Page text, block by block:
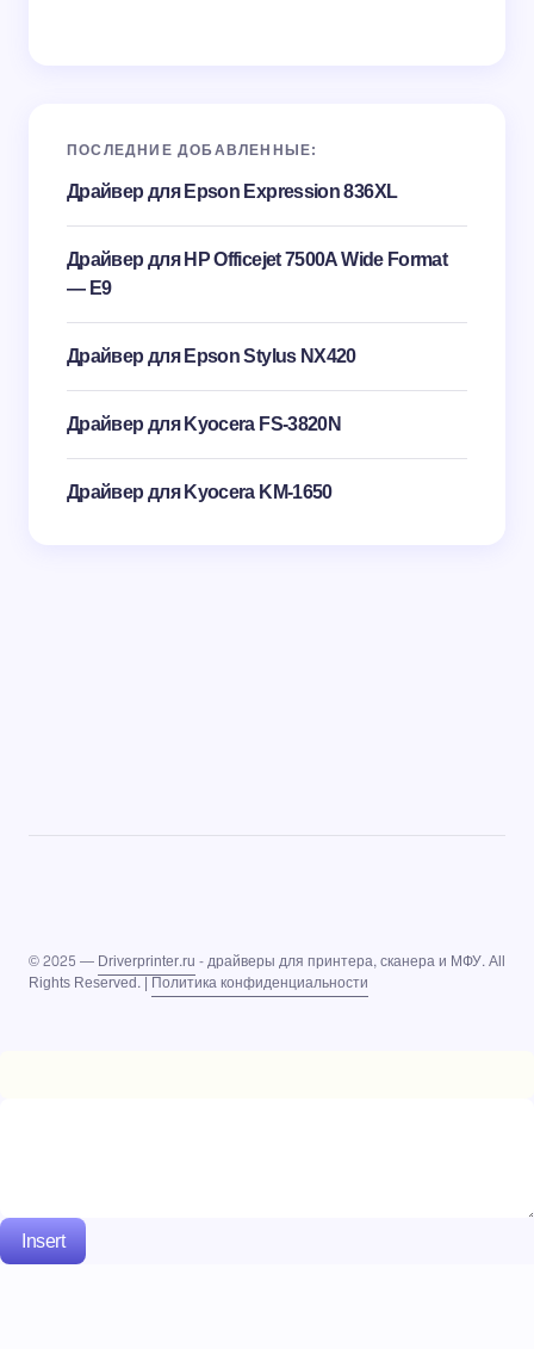
ПОСЛЕДНИЕ ДОБАВЛЕННЫЕ:
Драйвер для Epson Expression 836XL
Драйвер для HP Officejet 7500A Wide Format
— E9
Драйвер для Epson Stylus NX420
Драйвер для Kyocera FS-3820N
Драйвер для Kyocera KM-1650
© 2025 —Driverprinter.ru- драйверы для принтера, сканера и МФУ. All
Rights Reserved. |Политика конфиденциальности
Insert